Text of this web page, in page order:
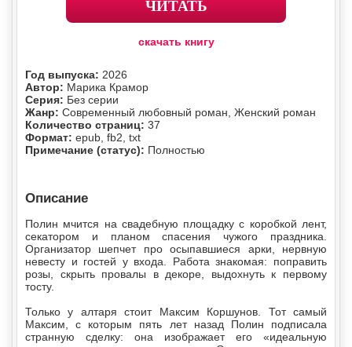
ЧИТАТЬ
скачать книгу
Год выпуска: 2026
Автор: Марика Крамор
Серия: Без серии
Жанр: Современный любовный роман, Женский роман
Количество страниц: 37
Формат: epub, fb2, txt
Примечание (статус): Полностью
Описание
Полин мчится на свадебную площадку с коробкой лент,
секатором и планом спасения чужого праздника.
Организатор шепчет про осыпавшиеся арки, нервную
невесту и гостей у входа. Работа знакомая: поправить
розы, скрыть провалы в декоре, выдохнуть к первому
тосту.
Только у алтаря стоит Максим Коршунов. Тот самый
Максим, с которым пять лет назад Полин подписала
странную сделку: она изображает его «идеальную